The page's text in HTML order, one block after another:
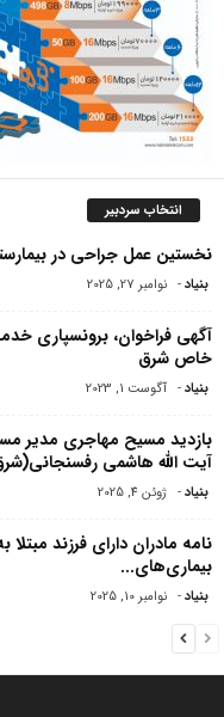
انتخاب سردبیر
نخستین عمل جراحی در
بنیاد- نوامبر 27, 2025
آگهی فراخوان، برونسپاری
خاص شرق
بنیاد- آگوست 1, 2023
بازدید مسیح مهاجرى مدیر
آیت الله هاشمى
بنیاد- ژوئن 4, 2025
نامه مادران دارای فرزند
بیماری‌های...
بنیاد- نوامبر 10, 2025